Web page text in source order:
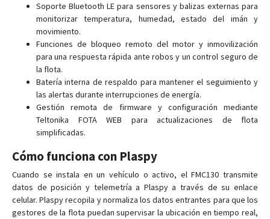
FMB920
FMB930
FMB965
FMC001
FMC003
FMC00A
FMC125
FMC13A
FMC150
FMC225
FMC230
FMC234
Soporte Bluetooth LE para sensores y balizas externas para
monitorizar temperatura, humedad, estado del imán y
movimiento.
Funciones de bloqueo remoto del motor y inmovilización
para una respuesta rápida ante robos y un control seguro de
la flota.
Batería interna de respaldo para mantener el seguimiento y
las alertas durante interrupciones de energía.
Gestión remota de firmware y configuración mediante
Teltonika FOTA WEB para actualizaciones de flota
simplificadas.
Cómo funciona con Plaspy
Cuando se instala en un vehículo o activo, el FMC130 transmite
datos de posición y telemetría a Plaspy a través de su enlace
celular. Plaspy recopila y normaliza los datos entrantes para que los
gestores de la flota puedan supervisar la ubicación en tiempo real,